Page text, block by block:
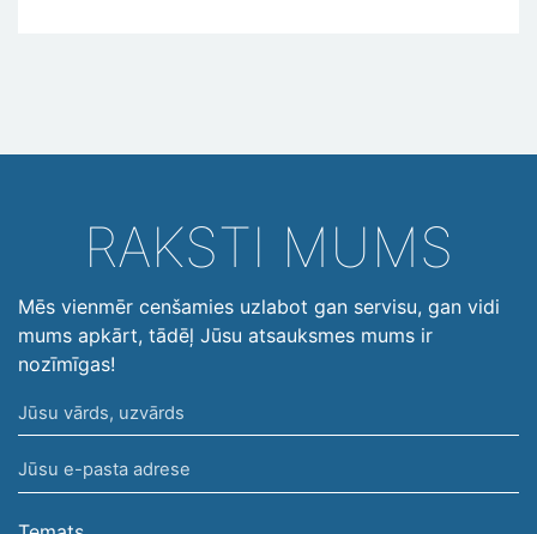
RAKSTI MUMS
Mēs vienmēr cenšamies uzlabot gan servisu, gan vidi
mums apkārt, tādēļ Jūsu atsauksmes mums ir
nozīmīgas!
Jūsu
vārds,
uzvārds
Jūsu
e-
pasta